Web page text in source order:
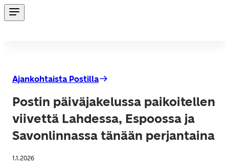
Ajankohtaista Postilla
Postin päiväjakelussa paikoitellen
viivettä Lahdessa, Espoossa ja
Savonlinnassa tänään perjantaina
1.1.2026